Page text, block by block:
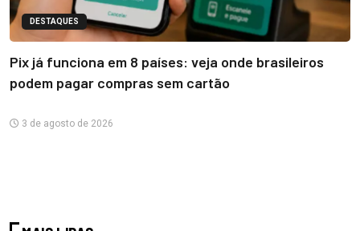
DESTAQUES
Pix já funciona em 8 países: veja onde brasileiros
podem pagar compras sem cartão
3 de agosto de 2026